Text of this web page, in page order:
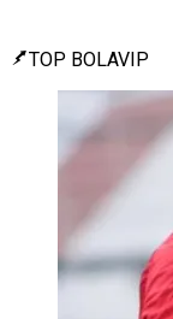
TOP BOLAVIP